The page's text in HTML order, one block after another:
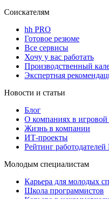
Соискателям
hh PRO
Готовое резюме
Все сервисы
Хочу у вас работать
Производственный
Экспертная
Новости и статьи
Блог
О компаниях в
Жизнь в компании
ИТ-проекты
Рейтинг работодателей
Молодым специалистам
Карьера для молодых
Школа программистов